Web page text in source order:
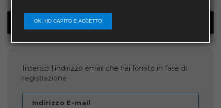
Recupera username
Inserisci l'indirizzo email che hai fornito in fase di
registrazione
Indirizzo E-mail
OK, HO CAPITO E ACCETTO